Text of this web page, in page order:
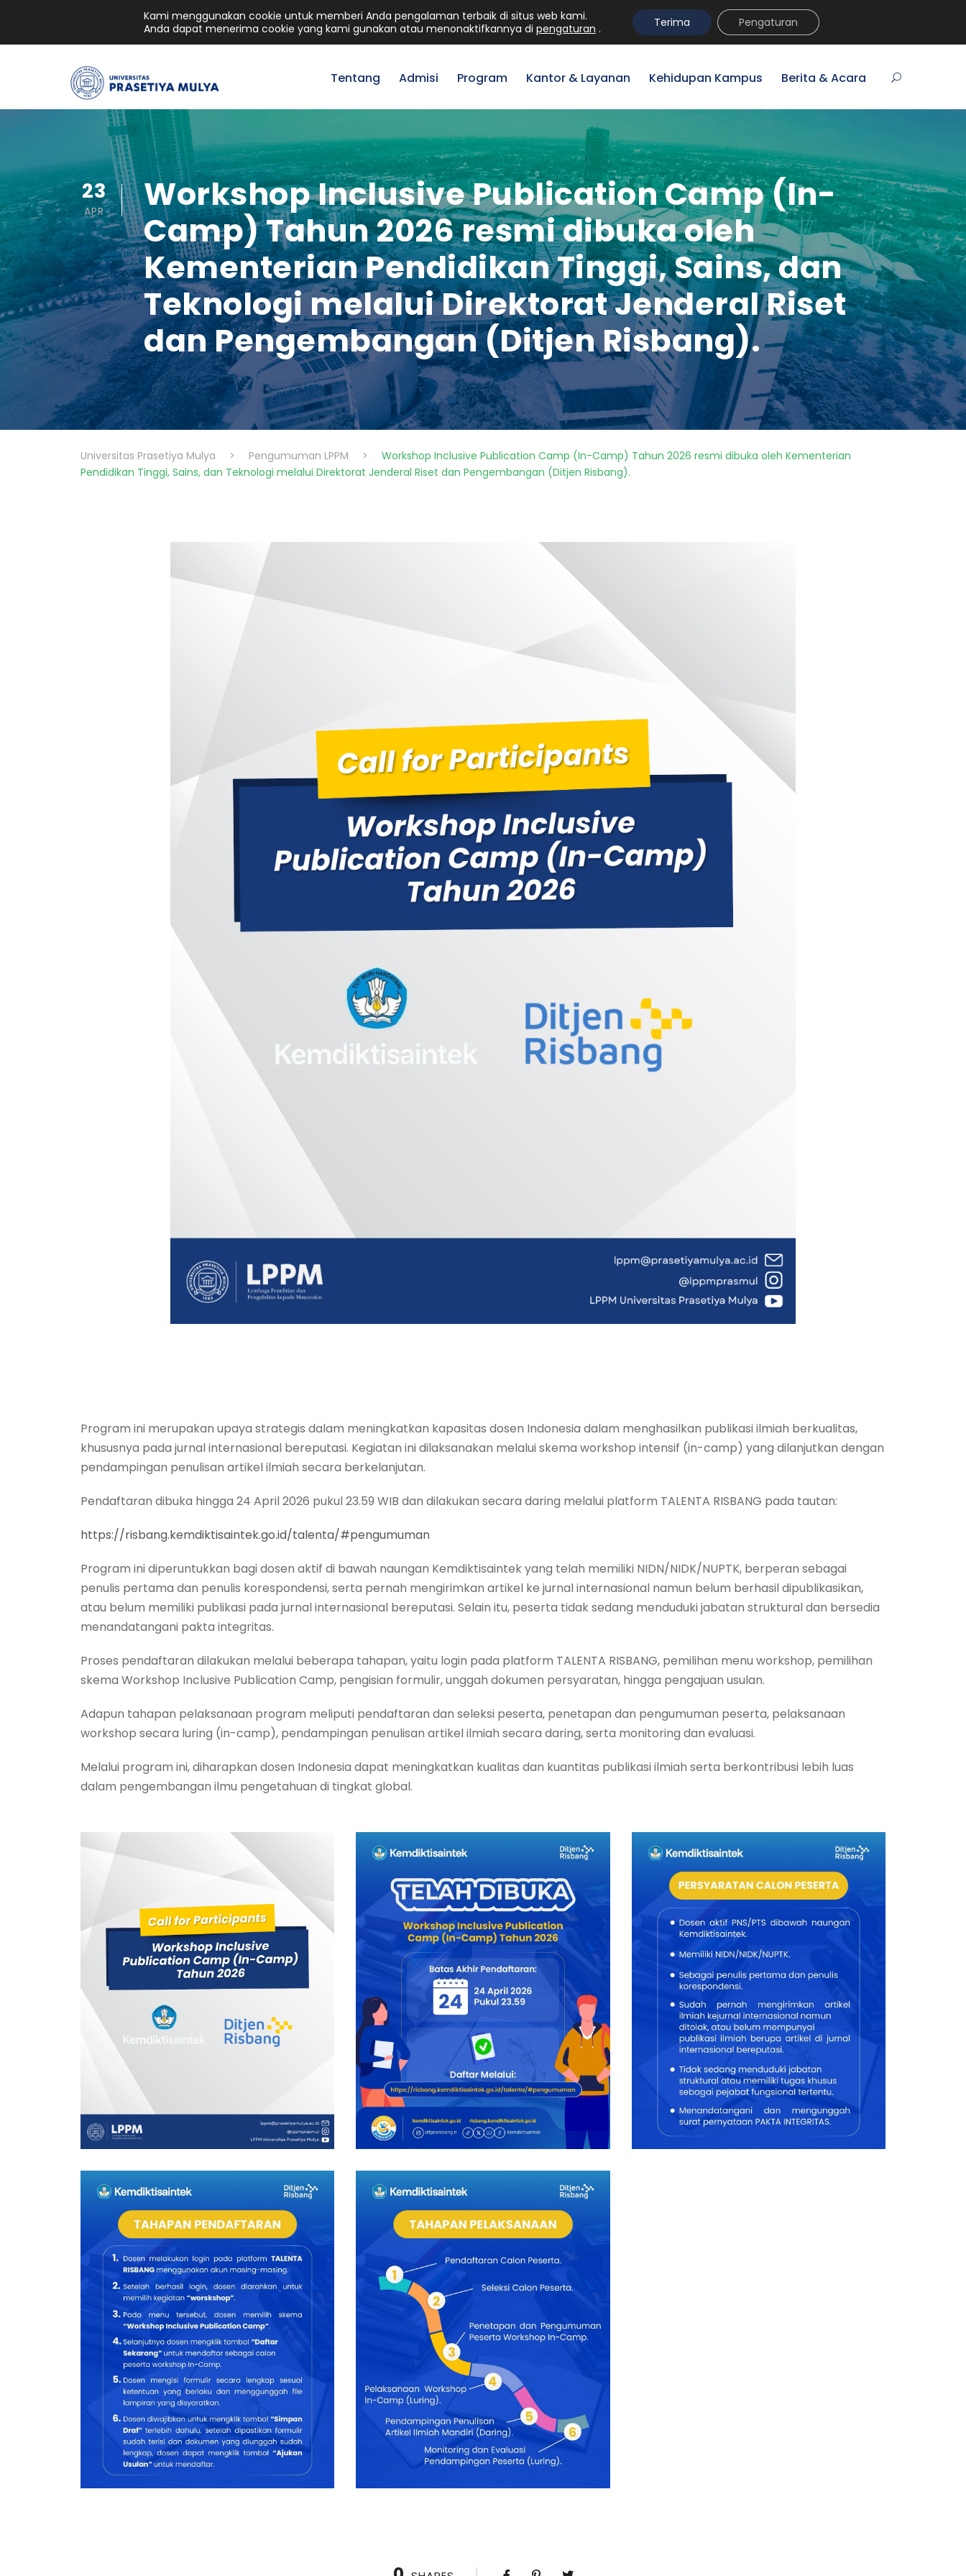
Mahasiswa Alumni VR Kampus Tur MyPrasmul
Tentang Admisi Program Kantor & Layanan Kehidupan Kampus Berita & Acara
23
APR
Workshop Inclusive Publication Camp (In-
Camp) Tahun 2026 resmi dibuka oleh
Kementerian Pendidikan Tinggi, Sains, dan
Teknologi melalui Direktorat Jenderal Riset
dan Pengembangan (Ditjen Risbang).
Universitas Prasetiya Mulya > Pengumuman LPPM >
Workshop Inclusive Publication Camp (In-Camp) Tahun 2026 resmi dibuka oleh Kementerian
Pendidikan Tinggi, Sains, dan Teknologi melalui Direktorat Jenderal Riset dan Pengembangan (Ditjen Risbang).
Program ini merupakan upaya strategis dalam meningkatkan kapasitas dosen Indonesia dalam menghasilkan publikasi ilmiah berkualitas,
khususnya pada jurnal internasional bereputasi. Kegiatan ini dilaksanakan melalui skema workshop intensif (in-camp) yang dilanjutkan dengan
pendampingan penulisan artikel ilmiah secara berkelanjutan.
Pendaftaran dibuka hingga 24 April 2026 pukul 23.59 WIB dan dilakukan secara daring melalui platform TALENTA RISBANG pada tautan:
https://risbang.kemdiktisaintek.go.id/talenta/#pengumuman
Program ini diperuntukkan bagi dosen aktif di bawah naungan Kemdiktisaintek yang telah memiliki NIDN/NIDK/NUPTK, berperan sebagai
penulis pertama dan penulis korespondensi, serta pernah mengirimkan artikel ke jurnal internasional namun belum berhasil dipublikasikan,
atau belum memiliki publikasi pada jurnal internasional bereputasi. Selain itu, peserta tidak sedang menduduki jabatan struktural dan bersedia
menandatangani pakta integritas.
Proses pendaftaran dilakukan melalui beberapa tahapan, yaitu login pada platform TALENTA RISBANG, pemilihan menu workshop, pemilihan
skema Workshop Inclusive Publication Camp, pengisian formulir, unggah dokumen persyaratan, hingga pengajuan usulan.
Adapun tahapan pelaksanaan program meliputi pendaftaran dan seleksi peserta, penetapan dan pengumuman peserta, pelaksanaan
workshop secara luring (in-camp), pendampingan penulisan artikel ilmiah secara daring, serta monitoring dan evaluasi.
Melalui program ini, diharapkan dosen Indonesia dapat meningkatkan kualitas dan kuantitas publikasi ilmiah serta berkontribusi lebih luas
dalam pengembangan ilmu pengetahuan di tingkat global.
Kami menggunakan cookie untuk memberi Anda pengalaman terbaik di situs web kami.
Anda dapat menerima cookie yang kami gunakan atau menonaktifkannya di pengaturan . Terima Pengaturan